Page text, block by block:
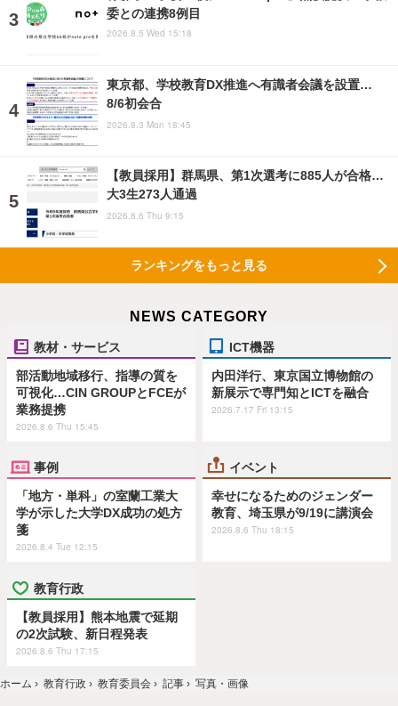
委との連携8例目
2026.8.5 Wed 15:18
東京都、学校教育DX推進へ有識者会議を設置…
8/6初会合
2026.8.3 Mon 18:45
【教員採用】群馬県、第1次選考に885人が合格…
大3生273人通過
2026.8.6 Thu 9:15
ランキングをもっと見る
NEWS CATEGORY
教材・サービス
部活動地域移行、指導の質を
可視化…CIN GROUPとFCEが
業務提携
2026.8.6 Thu 15:45
ICT機器
内田洋行、東京国立博物館の
新展示で専門知とICTを融合
2026.7.17 Fri 13:15
事例
「地方・単科」の室蘭工業大
学が示した大学DX成功の処方
箋
2026.8.4 Tue 12:15
イベント
幸せになるためのジェンダー
教育、埼玉県が9/19に講演会
2026.8.6 Thu 18:15
教育行政
【教員採用】熊本地震で延期
の2次試験、新日程発表
2026.8.6 Thu 17:15
ホーム › 教育行政 › 教育委員会 › 記事 › 写真・画像